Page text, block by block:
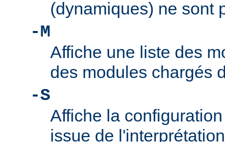
(dynamiques) ne sont
-M
Affiche une liste des
des modules chargés
-S
Affiche la
issue de